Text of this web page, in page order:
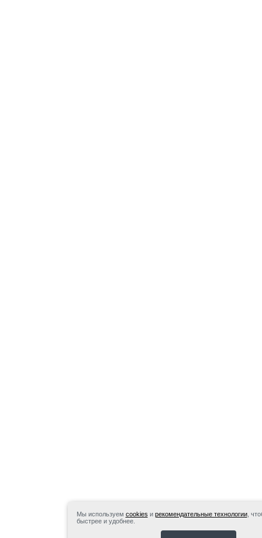
Мы используем cookies и рекомендательные технологии,
быстрее и удобнее.